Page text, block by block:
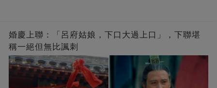
婚慶上聯：「呂府姑娘，下口大過上口」，下聯堪
稱一絕但無比諷刺